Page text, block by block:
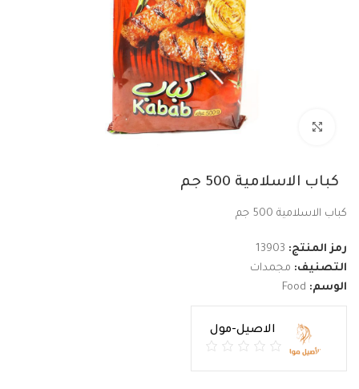
Click to enlarge
كباب الاسلامية 500 جم
كباب الاسلامية 500 جم
رمز المنتج: 13903
التصنيف: مجمدات
الوسم: Food
الاصيل-مول